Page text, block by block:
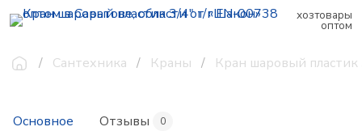
хозтовары
оптом
Сантехника Краны Кран шаровый
Основное Отзывы 0